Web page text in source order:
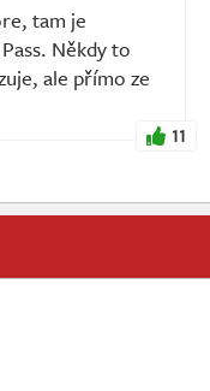
tam je
Někdy to
ale přímo ze
11